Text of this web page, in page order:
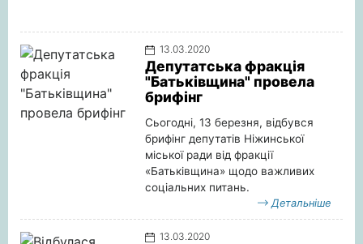
13.03.2020
Депутатська фракція
"Батьківщина" провела
брифінг
Сьогодні, 13 березня, відбувся
брифінг депутатів Ніжинської
міської ради від фракції
«Батьківщина» щодо важливих
соціальних питань.
Детальніше
13.03.2020